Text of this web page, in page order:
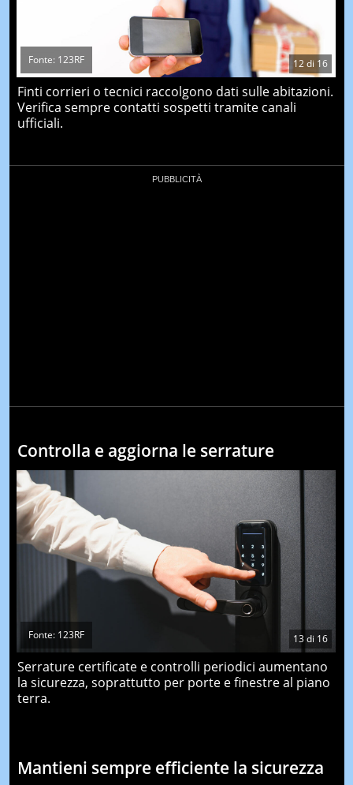
12di 16
Fonte: 123RF
Finti corrieri o tecnici raccolgono dati sulle abitazioni.
Verifica sempre contatti sospetti tramite canali
ufficiali.
Controlla e aggiorna le serrature
13di 16
Fonte: 123RF
Serrature certificate e controlli periodici aumentano
la sicurezza, soprattutto per porte e finestre al piano
terra.
Mantieni sempre efficiente la sicurezza